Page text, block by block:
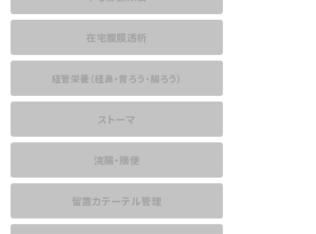
在宅腹膜透析
経管栄養 （経鼻・胃ろう・腸ろう）
ストーマ
浣腸・摘便
留置カテーテル管理